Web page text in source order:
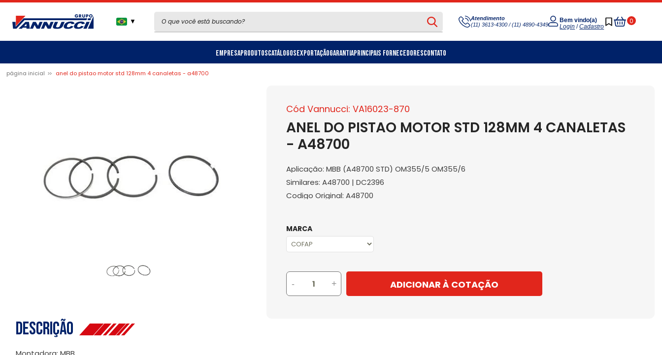
▼
Atendimento
(11) 3613-4300 / (11) 4890-4349
Bem vindo(a)
Login /Cadastro
0
Meu
Carrinho
EmpresaProdutosCatálogosExportaçãoGarantiaPrincipais FornecedoresContato
página inicial anel do pistao motor std 128mm 4 canaletas - a48700
Cód Vannucci: VA16023-870
ANEL DO PISTAO MOTOR STD 128MM 4 CANALETAS
- A48700
Aplicação: MBB (A48700 STD) OM355/5 OM355/6
Similares: A48700 | DC2396
Codigo Original: A48700
MARCA
- + ADICIONAR À COTAÇÃO
Descrição